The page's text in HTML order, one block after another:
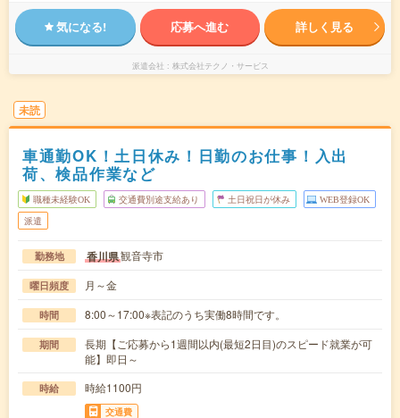
気になる! 応募へ進む 詳しく見る
派遣会社 株式会社テクノ・サービス
未読
車通勤OK！土日休み！日勤のお仕事！入出
荷、検品作業など
職種未経験OK 交通費別途支給あり 土日祝日が休み WEB登録OK
派遣
勤務地 香川県観音寺市
曜日頻度 月～金
時間 8:00～17:00※表記のうち実働8時間です。
期間
長期【ご応募から1週間以内(最短2日目)のスピード就業が可
能】即日～
時給 時給1100円
交通費